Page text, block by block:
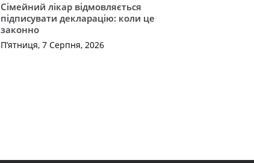
Сімейний лікар відмовляється
підписувати декларацію: коли це
законно
П’ятниця, 7 Серпня, 2026